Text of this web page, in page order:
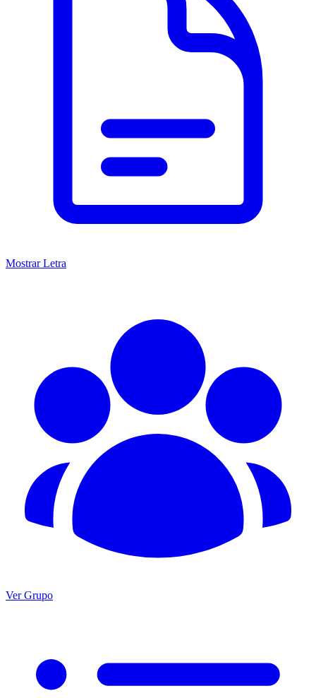
Mostrar Letra
Ver Grupo